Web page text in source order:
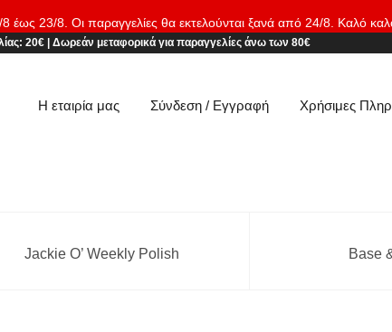
έως 23/8. Οι παραγγελίες θα εκτελούνται ξανά από 24/8. Καλό
20€| Δωρεάν μεταφορικάγια παραγγελίες άνω των 80€
Η εταιρία μας Σύνδεση / Εγγραφή Χρήσιμες
Jackie O’ Weekly Polish Base